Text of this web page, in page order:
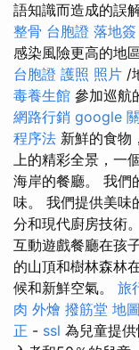
語知識而造成的誤
整骨 台胞證 落地簽
感染風險更高的地
台胞證 護照 照片 /
毒養生館 參加巡航
網路行銷 google
程序法 新鮮的食物
上的精彩全景，一
海岸的餐廳。 我們
味。 我們提供美味
分和現代廚房技術
互動遊戲餐廳在孩
的山頂和樹林森林
候和新鮮空氣。 旅
肉 外燴 撥筋堂 地圖
正 - ssl 為兒童提